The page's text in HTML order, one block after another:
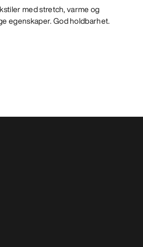
med stretch, varme og
egenskaper. God holdbarhet.